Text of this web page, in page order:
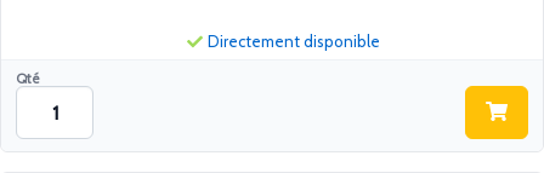
Qté
Directement disponible